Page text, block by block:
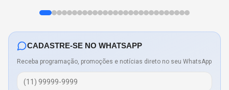
CADASTRE-SE NO WHATSAPP
Receba programação, promoções e notícias direto no seu WhatsApp